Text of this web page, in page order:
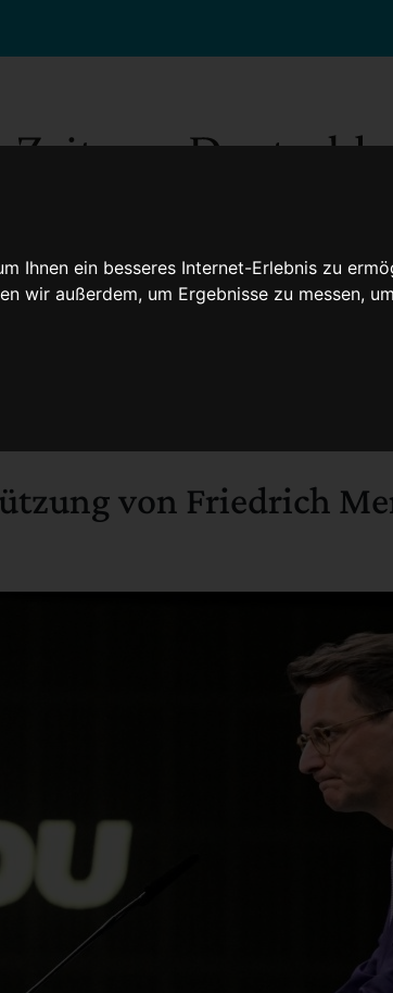
Ihnen ein besseres Internet-Erlebnis zu
wir außerdem, um Ergebnisse zu messen,
von Friedrich